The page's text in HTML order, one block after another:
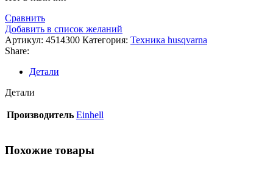
Сравнить
Добавить в список желаний
Артикул: 4514300 Категория: Техника husqvarna
Share:
Детали
Детали
Производитель Einhell
Похожие товары